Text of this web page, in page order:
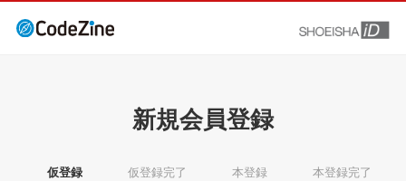
新規会員登録
仮登録 仮登録完了 本登録 本登録完了